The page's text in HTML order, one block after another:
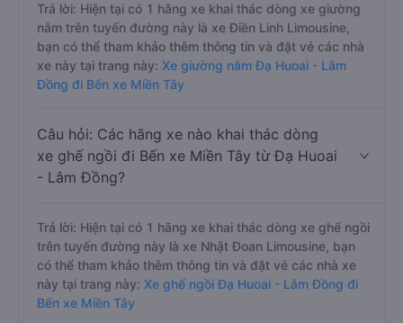
Trả lời: Hiện tại có 1 hãng xe khai thác dòng xe giường
nằm trên tuyến đường này là xe Điền Linh Limousine,
bạn có thể tham khảo thêm thông tin và đặt vé các nhà
xe này tại trang này: Xe giường nằm Đạ Huoai - Lâm
Đồng đi Bến xe Miền Tây
Câu hỏi: Các hãng xe nào khai thác dòng
xe ghế ngồi đi Bến xe Miền Tây từ Đạ Huoai
- Lâm Đồng?
Trả lời: Hiện tại có 1 hãng xe khai thác dòng xe ghế ngồi
trên tuyến đường này là xe Nhật Đoan Limousine, bạn
có thể tham khảo thêm thông tin và đặt vé các nhà xe
này tại trang này: Xe ghế ngồi Đạ Huoai - Lâm Đồng đi
Bến xe Miền Tây